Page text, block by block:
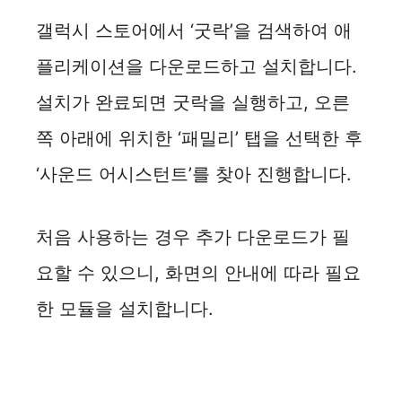
갤럭시 스토어에서 ‘굿락’을 검색하여 애
플리케이션을 다운로드하고 설치합니다.
설치가 완료되면 굿락을 실행하고, 오른
쪽 아래에 위치한 ‘패밀리’ 탭을 선택한 후
‘사운드 어시스턴트’를 찾아 진행합니다.
처음 사용하는 경우 추가 다운로드가 필
요할 수 있으니, 화면의 안내에 따라 필요
한 모듈을 설치합니다.